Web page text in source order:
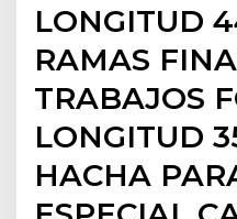
LONGITUD
RAMAS
TRABAJOS
LONGITUD
HACHA